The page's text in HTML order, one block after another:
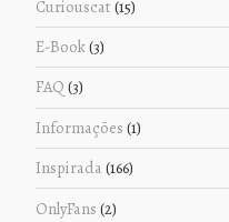
Curiouscat (15)
E-Book(3)
FAQ (3)
Informações (1)
Inspirada (166)
OnlyFans (2)